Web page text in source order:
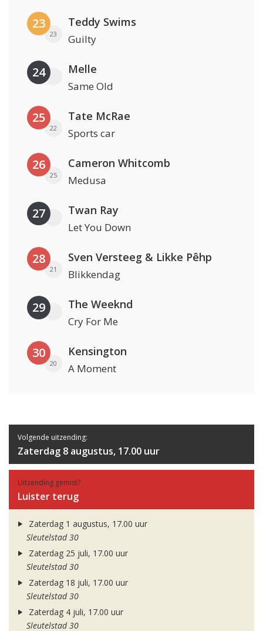
23
23
Teddy Swims
Guilty
24 Melle
Same Old
25
22
Tate McRae
Sports car
26
25
Cameron Whitcomb
Medusa
27 Twan Ray
Let You Down
28
21
Sven Versteeg & Likke Pêhp
Blikkendag
29 The Weeknd
Cry For Me
30
20
Kensington
A Moment
Volgende uitzending:
Zaterdag 8 augustus, 17.00 uur
Uitzending gemist?
Luister terug
Zaterdag 1 augustus, 17.00 uur
Sleutelstad 30
Zaterdag 25 juli, 17.00 uur
Sleutelstad 30
Zaterdag 18 juli, 17.00 uur
Sleutelstad 30
Zaterdag 4 juli, 17.00 uur
Sleutelstad 30